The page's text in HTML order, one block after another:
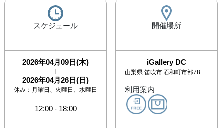
スケジュール
2026年04月09日(木)
|
2026年04月26日(日)
休み： 月曜日、火曜日、水曜日
12:00- 18:00
開催場所
iGallery DC
山梨県 笛吹市 石和町市部789-99
利用案内